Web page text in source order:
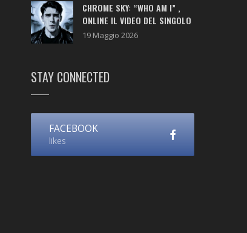
CHROME SKY: “WHO AM I” ,
ONLINE IL VIDEO DEL SINGOLO
19 Maggio 2026
STAY CONNECTED
FACEBOOK
likes